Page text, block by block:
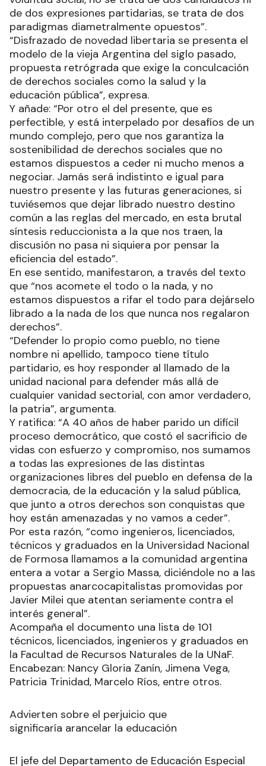
de dos expresiones partidarias, se trata de dos
paradigmas diametralmente opuestos”.
“Disfrazado de novedad libertaria se presenta el
modelo de la vieja Argentina del siglo pasado,
propuesta retrógrada que exige la conculcación
de derechos sociales como la salud y la
educación pública”, expresa.
Y añade: “Por otro el del presente, que es
perfectible, y está interpelado por desafíos de un
mundo complejo, pero que nos garantiza la
sostenibilidad de derechos sociales que no
estamos dispuestos a ceder ni mucho menos a
negociar. Jamás será indistinto e igual para
nuestro presente y las futuras generaciones, si
tuviésemos que dejar librado nuestro destino
común a las reglas del mercado, en esta brutal
síntesis reduccionista a la que nos traen, la
discusión no pasa ni siquiera por pensar la
eficiencia del estado”.
En ese sentido, manifestaron, a través del texto
que “nos acomete el todo o la nada, y no
estamos dispuestos a rifar el todo para dejárselo
librado a la nada de los que nunca nos regalaron
derechos”.
“Defender lo propio como pueblo, no tiene
nombre ni apellido, tampoco tiene título
partidario, es hoy responder al llamado de la
unidad nacional para defender más allá de
cualquier vanidad sectorial, con amor verdadero,
la patria”, argumenta.
Y ratifica: “A 40 años de haber parido un difícil
proceso democrático, que costó el sacrificio de
vidas con esfuerzo y compromiso, nos sumamos
a todas las expresiones de las distintas
organizaciones libres del pueblo en defensa de la
democracia, de la educación y la salud pública,
que junto a otros derechos son conquistas que
hoy están amenazadas y no vamos a ceder”.
Por esta razón, “como ingenieros, licenciados,
técnicos y graduados en la Universidad Nacional
de Formosa llamamos a la comunidad argentina
entera a votar a Sergio Massa, diciéndole no a las
propuestas anarcocapitalistas promovidas por
Javier Milei que atentan seriamente contra el
interés general”.
Acompaña el documento una lista de 101
técnicos, licenciados, ingenieros y graduados en
la Facultad de Recursos Naturales de la UNaF.
Encabezan: Nancy Gloria Zanín, Jimena Vega,
Patricia Trinidad, Marcelo Ríos, entre otros.
Advierten sobre el perjuicio que
significaría arancelar la educación
El jefe del Departamento de Educación Especial